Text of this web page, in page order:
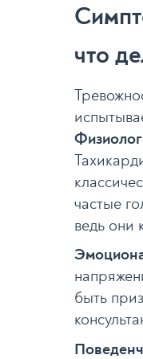
что
частые
ведь они
быть